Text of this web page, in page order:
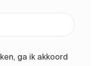
ga ik akkoord